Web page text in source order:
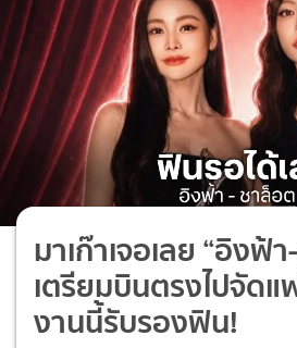
มาเก๊าเจอเลย “อิงฟ้
เตรียมบินตรงไปจัด
งานนี้รับรองฟิน!